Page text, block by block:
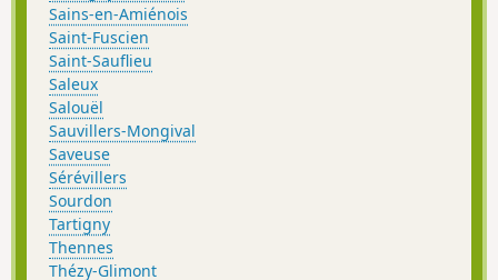
Sains-en-Amiénois
Saint-Fuscien
Saint-Sauflieu
Saleux
Salouël
Sauvillers-Mongival
Saveuse
Sérévillers
Sourdon
Tartigny
Thennes
Thézy-Glimont